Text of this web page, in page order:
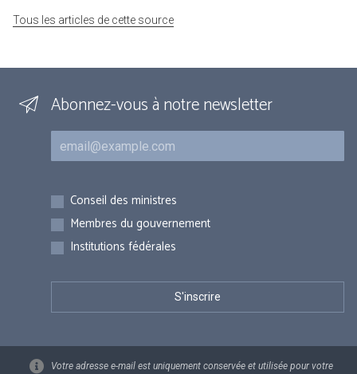
Tous les articles de cette source
Abonnez-vous à notre newsletter
Courriel
Inscriptions
Conseil des ministres
Membres du gouvernement
Institutions fédérales
Votre adresse e-mail est uniquement conservée et utilisée pour votre